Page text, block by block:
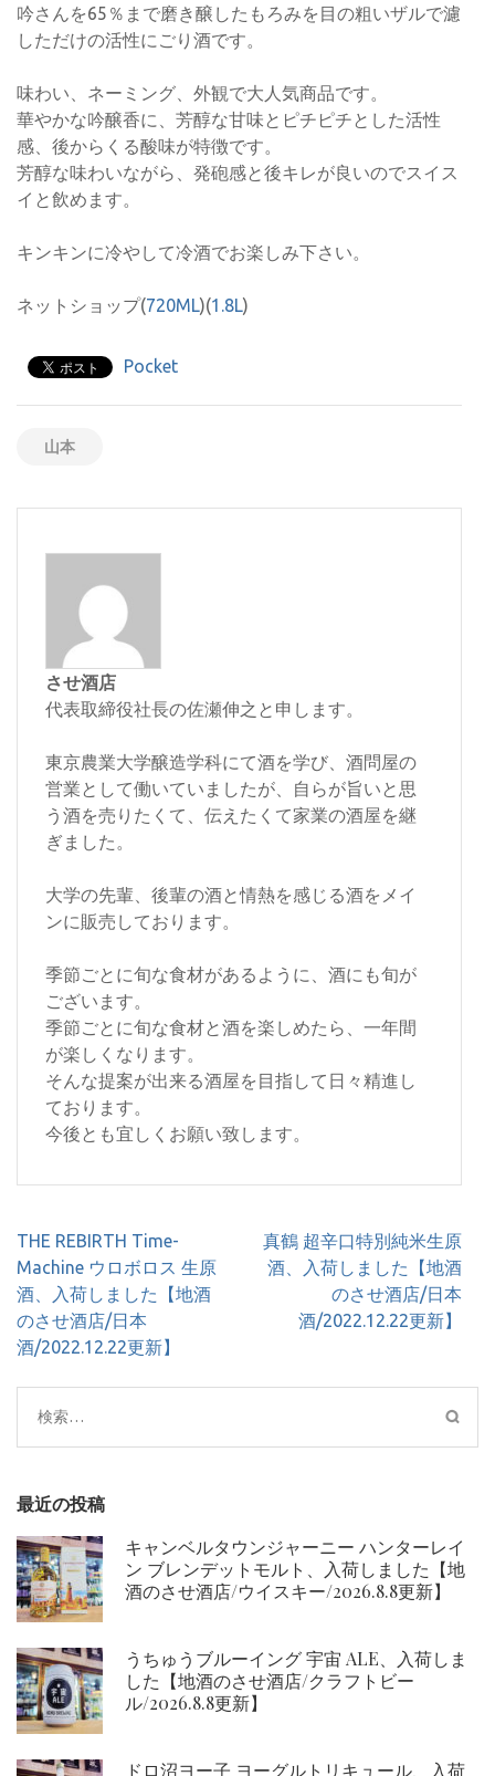
吟さんを65％まで磨き醸したもろみを目の粗いザルで濾
しただけの活性にごり酒です。
味わい、ネーミング、外観で大人気商品です。
華やかな吟醸香に、芳醇な甘味とピチピチとした活性
感、後からくる酸味が特徴です。
芳醇な味わいながら、発砲感と後キレが良いのでスイス
イと飲めます。
キンキンに冷やして冷酒でお楽しみ下さい。
ネットショップ(720ML)(1.8L)
Pocket
山本
させ酒店
代表取締役社長の佐瀬伸之と申します。
東京農業大学醸造学科にて酒を学び、酒問屋の
営業として働いていましたが、自らが旨いと思
う酒を売りたくて、伝えたくて家業の酒屋を継
ぎました。
大学の先輩、後輩の酒と情熱を感じる酒をメイ
ンに販売しております。
季節ごとに旬な食材があるように、酒にも旬が
ございます。
季節ごとに旬な食材と酒を楽しめたら、一年間
が楽しくなります。
そんな提案が出来る酒屋を目指して日々精進し
ております。
今後とも宜しくお願い致します。
投
稿
ナ
ビ
ゲ
ョ
ン
THE REBIRTH Time-
Machine ウロボロス 生原
酒、入荷しました【地酒
のさせ酒店/日本
酒/2022.12.22更新】
真鶴 超辛口特別純米生原
酒、入荷しました【地酒
のさせ酒店/日本
酒/2022.12.22更新】
検
索:
最近の投稿
キャンベルタウンジャーニー ハンターレイ
ン ブレンデットモルト、入荷しました【地
酒のさせ酒店/ウイスキー/2026.8.8更新】
うちゅうブルーイング 宇宙 ALE、入荷しま
した【地酒のさせ酒店/クラフトビー
ル/2026.8.8更新】
ドロ沼ヨー子 ヨーグルトリキュール、入荷